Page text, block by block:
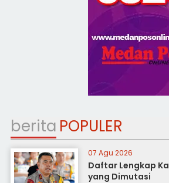
berita POPULER
07 Agu 2026
Daftar Lengkap
yang Dimutasi